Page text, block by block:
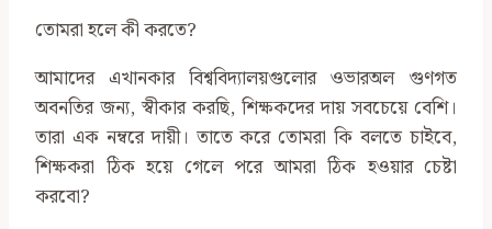
তোমরা হলে কী করতে?
আমাদের এখানকার বিশ্ববিদ্যালয়গুলোর ওভারঅল গুণগত
অবনতির জন্য, স্বীকার করছি, শিক্ষকদের দায় সবচেয়ে বেশি।
তারা এক নম্বরে দায়ী। তাতে করে তোমরা কি বলতে চাইবে,
শিক্ষকরা ঠিক হয়ে গেলে পরে আমরা ঠিক হওয়ার চেষ্টা
করবো?